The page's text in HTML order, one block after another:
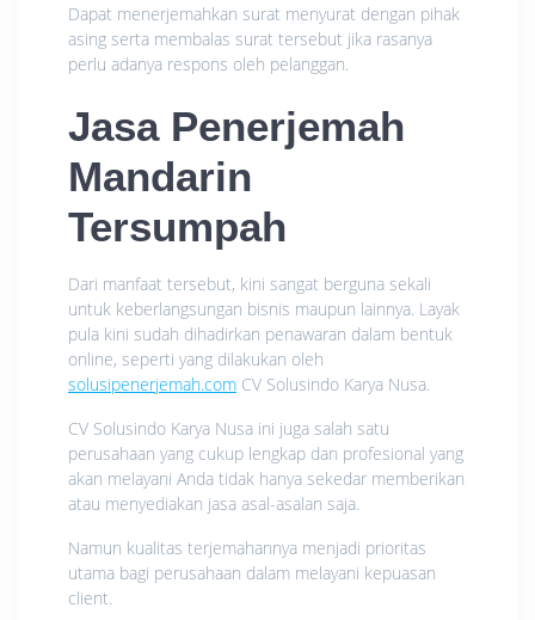
Dapat menerjemahkan surat menyurat dengan pihak
asing serta membalas surat tersebut jika rasanya
perlu adanya respons oleh pelanggan.
Jasa Penerjemah
Mandarin
Tersumpah
Dari manfaat tersebut, kini sangat berguna sekali
untuk keberlangsungan bisnis maupun lainnya. Layak
pula kini sudah dihadirkan penawaran dalam bentuk
online, seperti yang dilakukan oleh
solusipenerjemah.com CV Solusindo Karya Nusa.
CV Solusindo Karya Nusa ini juga salah satu
perusahaan yang cukup lengkap dan profesional yang
akan melayani Anda tidak hanya sekedar memberikan
atau menyediakan jasa asal-asalan saja.
Namun kualitas terjemahannya menjadi prioritas
utama bagi perusahaan dalam melayani kepuasan
client.